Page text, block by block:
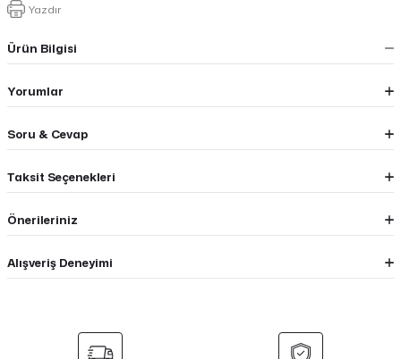
Yazdır
Ürün Bilgisi
Yorumlar
Soru & Cevap
Taksit Seçenekleri
Önerileriniz
Alışveriş Deneyimi